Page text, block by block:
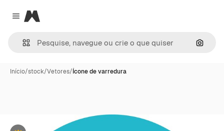
Close menu
Magnific
Início/stock/Vetores/Ícone de varredura